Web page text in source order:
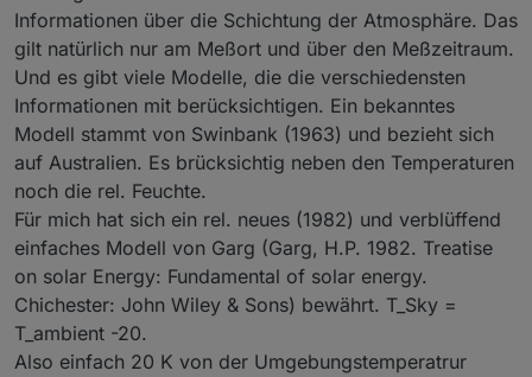
Informationen über die Schichtung der Atmosphäre. Das
gilt natürlich nur am Meßort und über den Meßzeitraum.
Und es gibt viele Modelle, die die verschiedensten
Informationen mit berücksichtigen. Ein bekanntes
Modell stammt von Swinbank (1963) und bezieht sich
auf Australien. Es brücksichtig neben den Temperaturen
noch die rel. Feuchte.
Für mich hat sich ein rel. neues (1982) und verblüffend
einfaches Modell von Garg (Garg, H.P. 1982. Treatise
on solar Energy: Fundamental of solar energy.
Chichester: John Wiley & Sons) bewährt. T_Sky =
T_ambient -20.
Also einfach 20 K von der Umgebungstemperatrur